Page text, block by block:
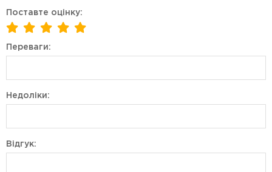
Поставте оцінку:
Переваги:
Недоліки:
Відгук: